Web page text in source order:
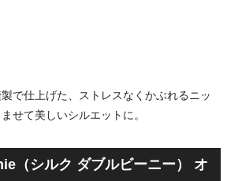
で仕上げた、ストレスなくかぶれるニッ
せて美しいシルエットに。
（シルク ダブルビーニー） オ